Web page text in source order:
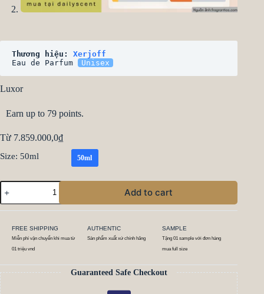
Thương hiệu: Xerjoff
Eau de Parfum
Unisex
Luxor
Earn up to 79 points.
Từ 7.859.000,0₫
Size: 50ml 50ml
Add to cart
FREE SHIPPING
Miễn phí vận chuyển khi mua từ
01 triệu vnd
AUTHENTIC
Sản phẩm xuất xứ chính hãng
SAMPLE
Tặng 01 sample với đơn hàng
mua full size
Guaranteed Safe Checkout